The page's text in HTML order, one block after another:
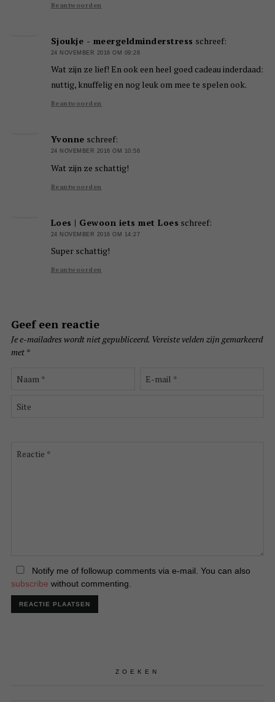
Beantwoorden
Sjoukje - meergeldminderstress schreef:
24 NOVEMBER 2016 OM 09:28
Wat zijn ze lief! En ook een heel goed cadeau inderdaad:
nuttig, knuffelig en nog leuk om mee te spelen ook.
Beantwoorden
Yvonne schreef:
24 NOVEMBER 2016 OM 10:56
Wat zijn ze schattig!
Beantwoorden
Loes | Gewoon iets met Loes schreef:
24 NOVEMBER 2016 OM 14:27
Super schattig!
Beantwoorden
Geef een reactie
Je e-mailadres wordt niet gepubliceerd. Vereiste velden zijn gemarkeerd
met *
Notify me of followup comments via e-mail. You can also
subscribe without commenting.
ZOEKEN